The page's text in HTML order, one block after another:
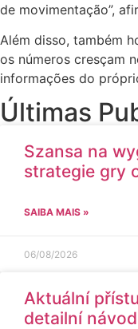
de movimentação”,
Além disso, também
os números cresçam
informações do
Últimas
Szansa na
strategie gry
SAIBA MAIS »
06/08/2026
Aktuální
detailní